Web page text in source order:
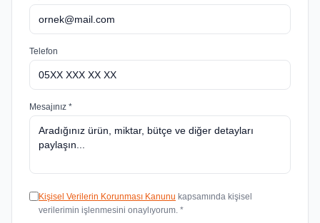
Telefon
Mesajınız *
Kişisel Verilerin Korunması Kanunu kapsamında kişisel
verilerimin işlenmesini onaylıyorum. *